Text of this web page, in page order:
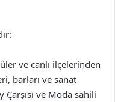
ve canlı ilçelerinden
barları ve sanat
ve Moda sahili